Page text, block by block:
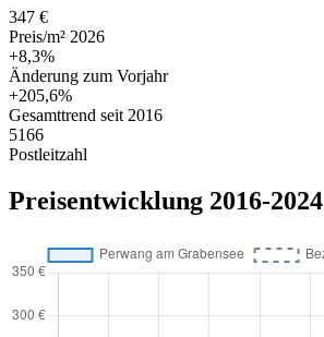
347 €
Preis/m² 2026
+8,3%
Änderung zum Vorjahr
+205,6%
Gesamttrend seit 2016
5166
Postleitzahl
Preisentwicklung 2016-2024